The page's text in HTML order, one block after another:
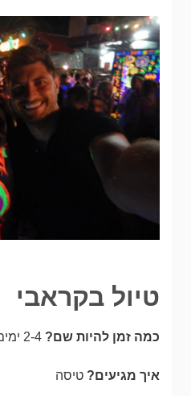
טיול בקראבי
כמה זמן להיות שם?
איך מגיעים? טיסה